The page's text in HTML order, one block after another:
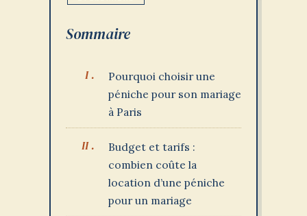
Sommaire
Pourquoi choisir une
péniche pour son mariage
à Paris
Budget et tarifs :
combien coûte la
location d’une péniche
pour un mariage